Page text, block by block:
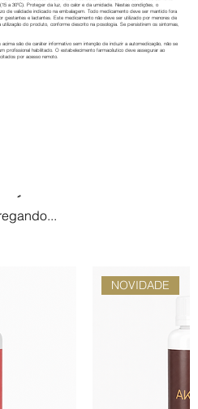
a 30ºC). Proteger da luz, do calor e da umidade. Nestas condições, o
de validade indicado na embalagem. Todo medicamento deve ser mantido fora
gestantes e lactantes. Este medicamento não deve ser utilizado por menores de
do produto, conforme descrito na posologia. Se persistirem os sintomas,
são de caráter informativo sem intenção de induzir a automedicação, não se
profissional habilitado. O estabelecimento farmacêutico deve assegurar ao
por acesso remoto.
NOVIDADE